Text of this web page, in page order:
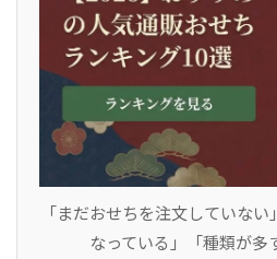
「まだおせちを注文していな
なっている」「種類が多